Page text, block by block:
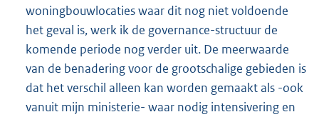
woningbouwlocaties waar dit nog niet voldoende
het geval is, werk ik de governance-structuur de
komende periode nog verder uit. De meerwaarde
van de benadering voor de grootschalige gebieden is
dat het verschil alleen kan worden gemaakt als -ook
vanuit mijn ministerie- waar nodig intensivering en